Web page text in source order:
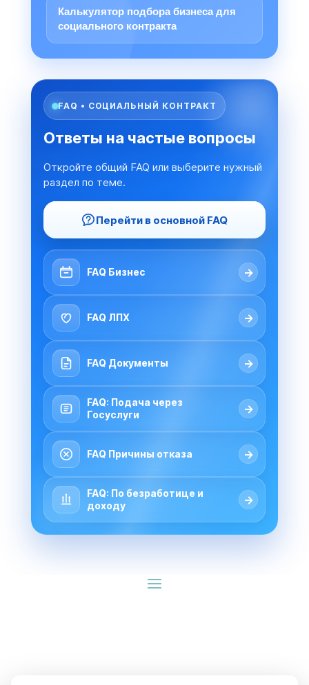
Калькулятор подбора бизнеса для
социального контракта
FAQ • СОЦИАЛЬНЫЙ КОНТРАКТ
Ответы на частые вопросы
Откройте общий FAQ или выберите нужный
раздел по теме.
Перейти в основной FAQ
FAQ Бизнес →
FAQ ЛПХ →
FAQ Документы →
FAQ: Подача через
Госуслуги
→
FAQ Причины отказа →
FAQ: По безработице и
доходу
→